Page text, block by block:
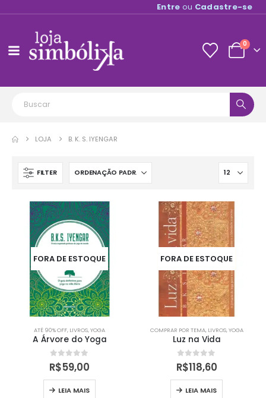
Entre ou Cadastre-se
0
LOJA B. K. S. IYENGAR
FILTER
FORA DE ESTOQUE
ATÉ 90% OFF, LIVROS,YOGA
A Árvore do Yoga
0 out of 5
R$59,00
LEIA MAIS
FORA DE ESTOQUE
COMPRAR POR TEMA, LIVROS,YOGA
Luz na Vida
0 out of 5
R$118,60
LEIA MAIS